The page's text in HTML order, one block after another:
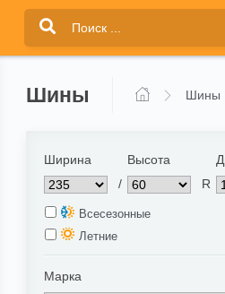
Шины Шины
Ширина
/
Высота
R
Всесезонные
Летние
Марка